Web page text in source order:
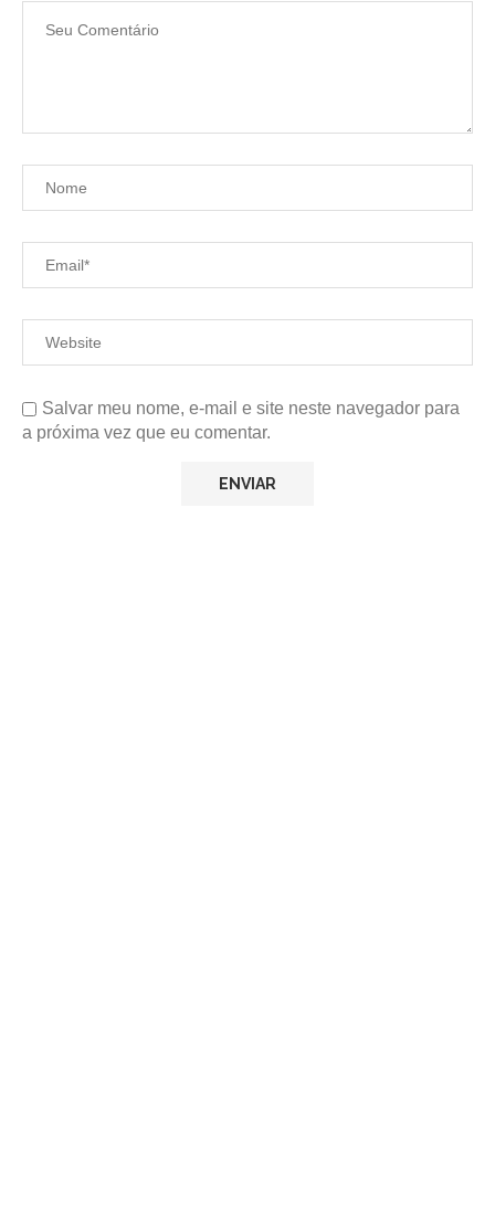
Salvar meu nome, e-mail e site neste navegador para
a próxima vez que eu comentar.